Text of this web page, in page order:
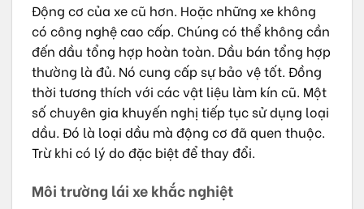
Động cơ của xe cũ hơn. Hoặc những xe không
có công nghệ cao cấp. Chúng có thể không cần
đến dầu tổng hợp hoàn toàn. Dầu bán tổng hợp
thường là đủ. Nó cung cấp sự bảo vệ tốt. Đồng
thời tương thích với các vật liệu làm kín cũ. Một
số chuyên gia khuyến nghị tiếp tục sử dụng loại
dầu. Đó là loại dầu mà động cơ đã quen thuộc.
Trừ khi có lý do đặc biệt để thay đổi.
Môi trường lái xe khắc nghiệt